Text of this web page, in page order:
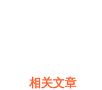
相关文章